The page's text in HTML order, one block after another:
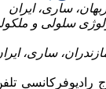
سلولی و